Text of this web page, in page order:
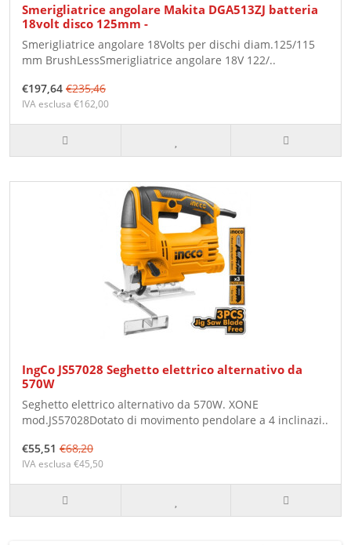
Smerigliatrice angolare Makita DGA513ZJ batteria
18volt disco 125mm -
Smerigliatrice angolare 18Volts per dischi diam.125/115
mm BrushLessSmerigliatrice angolare 18V 122/..
€197,64 €235,46
IVA esclusa €162,00
IngCo JS57028 Seghetto elettrico alternativo da
570W
Seghetto elettrico alternativo da 570W. XONE
mod.JS57028Dotato di movimento pendolare a 4 inclinazi..
€55,51 €68,20
IVA esclusa €45,50